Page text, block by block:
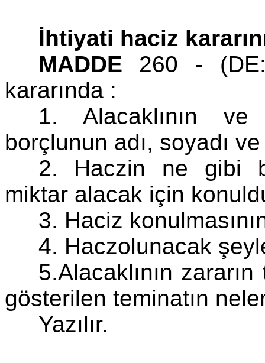
İhtiyati haciz
MADDE 260 -
kararında :
1. Alacaklının
borçlunun adı, soyadı
2. Haczin ne gibi
miktar alacak için
3. Haciz
4. Haczolunacak
5.Alacaklının
gösterilen teminatın
Yazılır.